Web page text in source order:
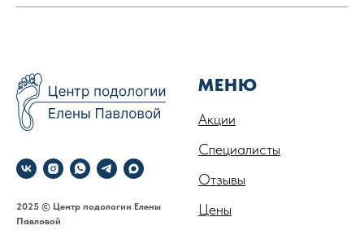
2025 © Центр подологии Елены
Павловой
МЕНЮ
Акции
Специалисты
Отзывы
Цены